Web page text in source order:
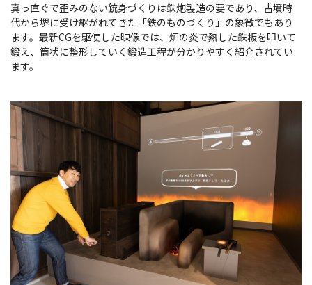
真っ直ぐで歪みのない銃身づくりは鉄炮製造の要であり、古墳時
代から堺に受け継がれてきた「鉄のものづくり」の象徴でもあり
ます。最新CGを駆使した映像では、炉の炎で熱した鉄板を叩いて
鍛え、筒状に整形していく鍛造工程が分かりやすく紹介されてい
ます。